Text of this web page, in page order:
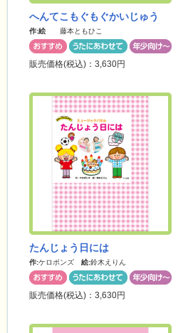
へんてこもぐもぐかいじゅう
作:絵 藤本ともひこ
販売価格(税込)：3,630円
たんじょう日には
作:ケロポンズ 絵:鈴木えりん
販売価格(税込)：3,630円